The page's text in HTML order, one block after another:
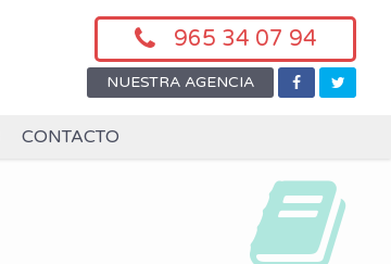
965 34 07 94
NUESTRA AGENCIA
CONTACTO